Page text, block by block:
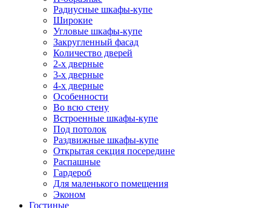
Радиусные шкафы-купе
Широкие
Угловые шкафы-купе
Закругленный фасад
Количество дверей
2-х дверные
3-х дверные
4-х дверные
Особенности
Во всю стену
Встроенные шкафы-купе
Под потолок
Раздвижные шкафы-купе
Открытая секция посередине
Распашные
Гардероб
Для маленького помещения
Эконом
Гостиные